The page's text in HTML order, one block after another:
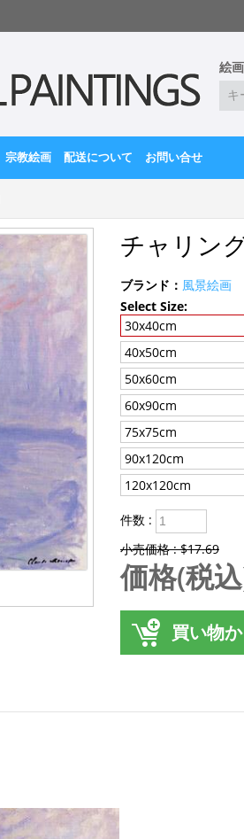
絵
宗教絵画 配送について お問い合せ
チャリン
ブランド： 風景絵画
Select Size:
30x40cm
40x50cm
50x60cm
60x90cm
75x75cm
90x120cm
120x120cm
件数 :
小売価格 : $17.69
価格(税
買い物